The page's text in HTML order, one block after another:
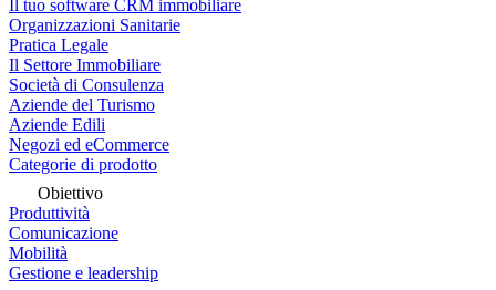
Il tuo software CRM immobiliare
Organizzazioni Sanitarie
Pratica Legale
Il Settore Immobiliare
Società di Consulenza
Aziende del Turismo
Aziende Edili
Negozi ed eCommerce
Categorie di prodotto
Obiettivo
Produttività
Comunicazione
Mobilità
Gestione e leadership